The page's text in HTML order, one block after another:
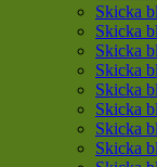
Skicka
Skicka
Skicka
Skicka
Skicka
Skicka
Skicka
Skicka